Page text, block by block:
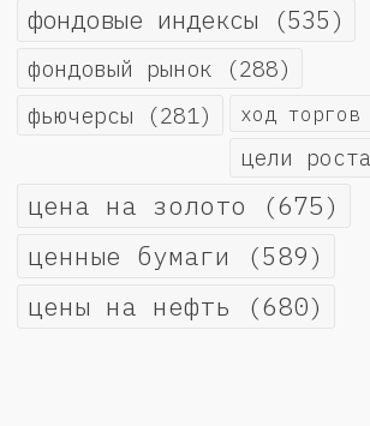
фондовые индексы (535)
фондовый рынок (288)
фьючерсы (281) ход торгов
цели роста
цена на золото (675)
ценные бумаги (589)
цены на нефть (680)